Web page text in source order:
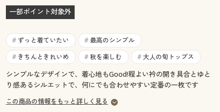
お気に入り
サポート
ご利用ガイド
よくある質問とお問い合わせ
サポート
よくある質問とお問い合わせ
一部ポイント対象外
# ずっと着ていたい # 最高のシンプル
# きちんときれいめ # 秋を楽しむ # 大人の旬トップス
シンプルなデザインで、着心地もGood!程よい衿の開き具合とゆと
り感あるシルエットで、何にでも合わせやすい定番の一枚です
この商品の情報をもっと詳しく見る